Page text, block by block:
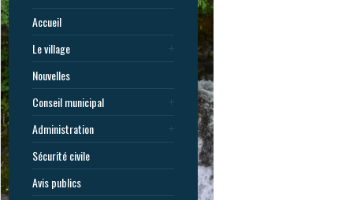
Accueil
Le village
Nouvelles
Conseil municipal
Administration
Sécurité civile
Avis publics